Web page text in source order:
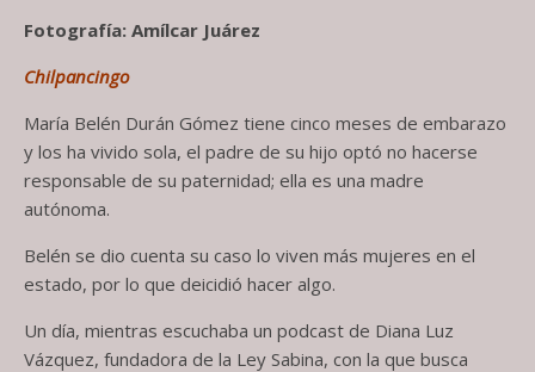
Fotografía: Amílcar Juárez
Chilpancingo
María Belén Durán Gómez tiene cinco meses de embarazo
y los ha vivido sola, el padre de su hijo optó no hacerse
responsable de su paternidad; ella es una madre
autónoma.
Belén se dio cuenta su caso lo viven más mujeres en el
estado, por lo que deicidió hacer algo.
Un día, mientras escuchaba un podcast de Diana Luz
Vázquez, fundadora de la Ley Sabina, con la que busca